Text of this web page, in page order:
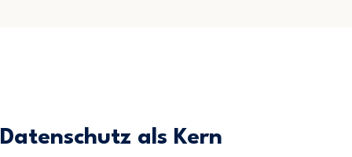
Datenschutz als Kern